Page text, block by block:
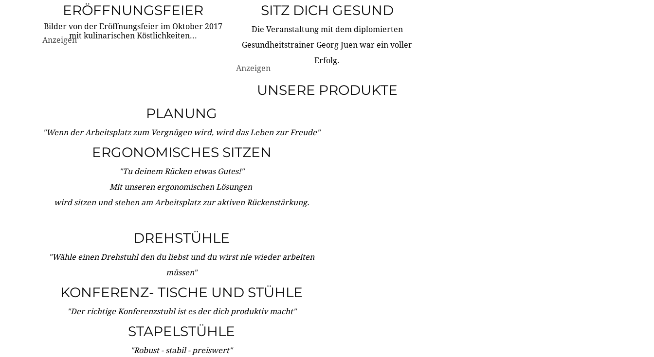
ERÖFFNUNGSFEIER
Bilder von der Eröffnungsfeier im Oktober 2017
mit kulinarischen Köstlichkeiten...
Anzeigen
SITZ DICH GESUND
Die Veranstaltung mit dem diplomierten
Gesundheitstrainer Georg Juen war ein voller
Erfolg.
Anzeigen
UNSERE PRODUKTE
PLANUNG
"Wenn der Arbeitsplatz zum Vergnügen wird, wird das Leben zur Freude"
ERGONOMISCHES SITZEN
"Tu deinem Rücken etwas Gutes!"
Mit unseren ergonomischen Lösungen
wird sitzen und stehen am Arbeitsplatz zur aktiven Rückenstärkung.
DREHSTÜHLE
"Wähle einen Drehstuhl den du liebst und du wirst nie wieder arbeiten
müssen"
KONFERENZ- TISCHE UND STÜHLE
"Der richtige Konferenzstuhl ist es der dich produktiv macht"
STAPELSTÜHLE
"Robust - stabil - preiswert"